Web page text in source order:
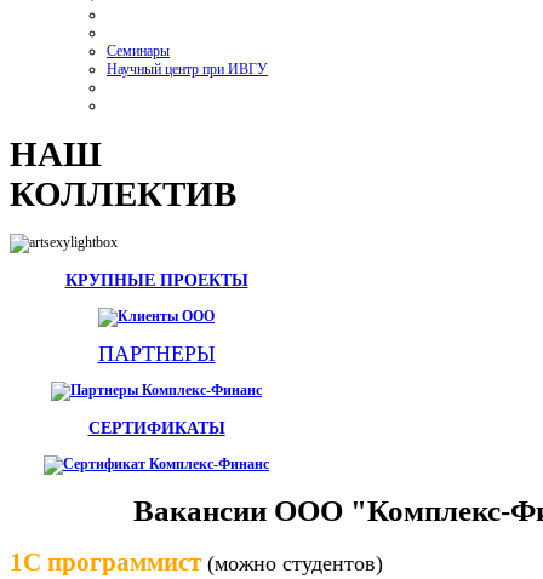
Семинары
Научный центр при ИВГУ
НАШ
КОЛЛЕКТИВ
КРУПНЫЕ ПРОЕКТЫ
ПАРТНЕРЫ
СЕРТИФИКАТЫ
Вакансии ООО "Комплекс-
1С программист (можно студентов)